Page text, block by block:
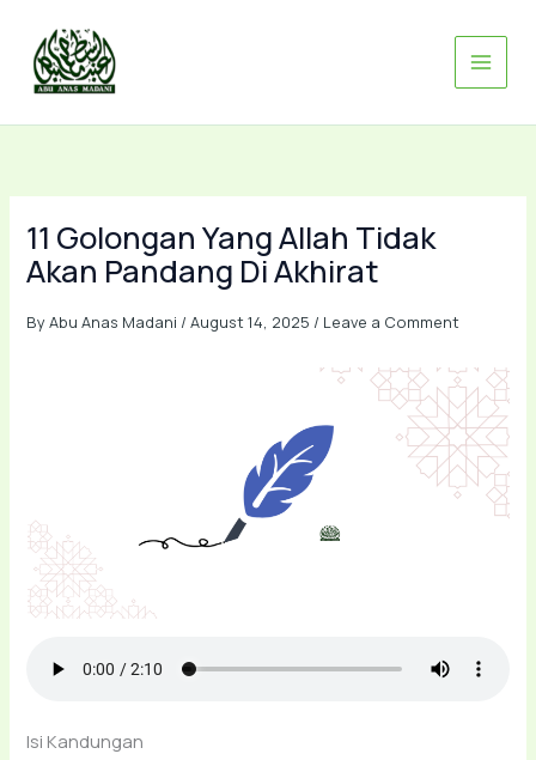
content
11 Golongan Yang Allah Tidak
Akan Pandang Di Akhirat
ByAbu Anas Madani /August 14, 2025 / Leave a Comment
Isi Kandungan